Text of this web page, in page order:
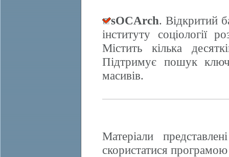
sOCArch. Відкритий
інституту соціології
Містить кілька
Підтримує пошук
масивів.
Матеріали
скористатися